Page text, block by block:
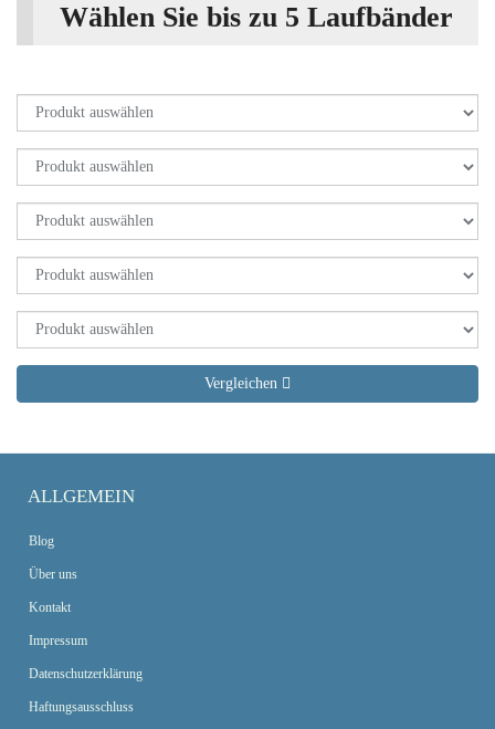
Wählen Sie bis zu 5 Laufbänder
Vergleichen
ALLGEMEIN
Blog
Über uns
Kontakt
Impressum
Datenschutzerklärung
Haftungsausschluss